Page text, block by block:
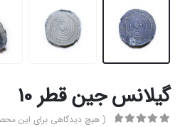
گیلانس جین قطر 10
( هیچ دیدگاهی برای این